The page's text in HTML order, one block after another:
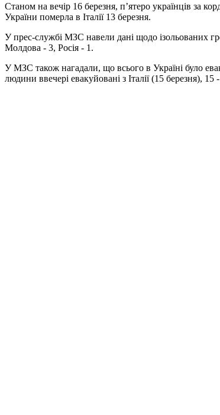
Станом на вечір 16 березня, п’ятеро українців за
України померла в Італії 13 березня.
У прес-службі МЗС навели дані щодо ізольованих
Молдова - 3, Росія - 1.
У МЗС також нагадали, що всього в Україні було
людини ввечері евакуйовані з Італії (15 березня),